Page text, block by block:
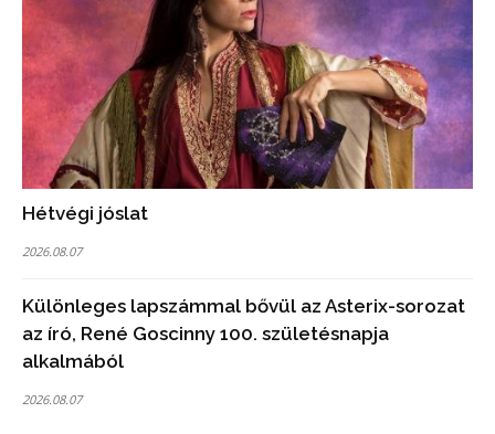
Hétvégi jóslat
2026.08.07
Különleges lapszámmal bővül az Asterix-sorozat
az író, René Goscinny 100. születésnapja
alkalmából
2026.08.07